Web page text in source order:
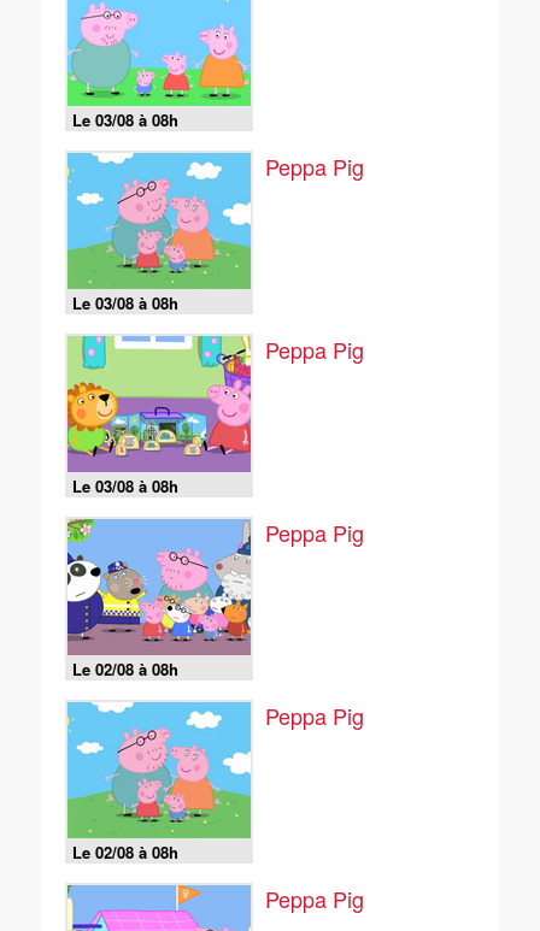
Le 03/08 à 08h
Le 03/08 à 08h
Peppa Pig
Le 03/08 à 08h
Peppa Pig
Le 02/08 à 08h
Peppa Pig
Le 02/08 à 08h
Peppa Pig
Peppa Pig